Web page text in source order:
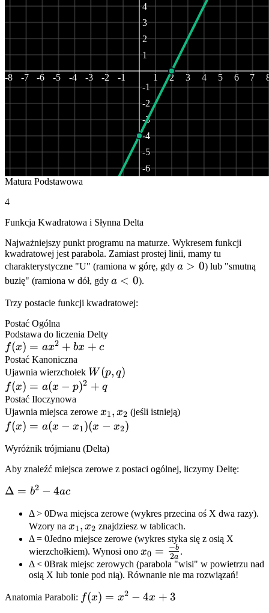
-8 -7 -6 -5 -4 -3 -2 -1 1 2 3 4 5 6 7
-6
-5
-4
-3
-2
-1
1
2
3
4
Matura Podstawowa
4
Funkcja Kwadratowa i Słynna Delta
Najważniejszy punkt programu na maturze. Wykresem funkcji
kwadratowej jest parabola. Zamiast prostej linii, mamy tu
charakterystyczne "U" (ramiona w górę, gdy a
a > 0) lub "smutną
buzię" (ramiona w dół, gdy a
0
a < 0).
Trzy postacie funkcji kwadratowej:
Postać Ogólna
Podstawa do liczenia Delty
f(x)
=
ax^2
+
bx
+ c
f(x) = ax2 + bx + c
Postać Kanoniczna
Ujawnia wierzchołek W(p,
q)
W (p, q)
f(x)
=
a(x-
p)^2
f(x) = a(x − p)2 + q
Postać Iloczynowa
Ujawnia miejsca zerowe x_1,
x_2
x1, x2 (jeśli istnieją)
f(x)
a(x-
x_1)
x_2)
f(x) = a(x − x1)(x − x2)
Wyróżnik trójmianu (Delta)
Aby znaleźć miejsca zerowe z postaci ogólnej, liczymy Deltę:
\Delta
- 4ac
Δ = b2 − 4ac
Δ > 0Dwa miejsca zerowe (wykres przecina oś X dwa razy).
Wzory na x_1,
x_2
x1, x2 znajdziesz w tablicach.
Δ = 0Jedno miejsce zerowe (wykres styka się z osią X
wierzchołkiem). Wynosi ono x_0 =
\frac{-
b}
{2a}
x0 = 2a
−b .
Δ < 0Brak miejsc zerowych (parabola "wisi" w powietrzu nad
osią X lub tonie pod nią). Równanie nie ma rozwiązań!
Anatomia Paraboli: f(x)
f(x) = x2 − 4x + 3